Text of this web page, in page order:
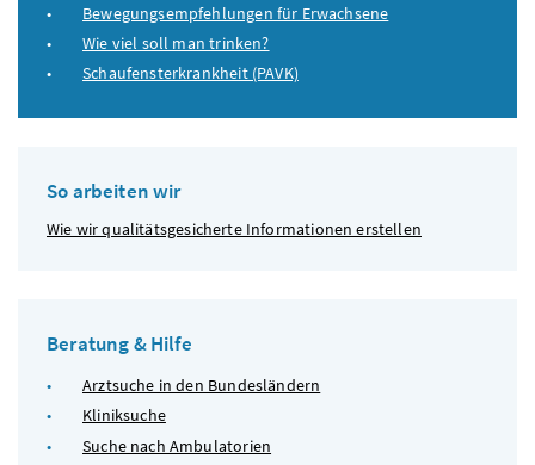
Bewegungsempfehlungen für Erwachsene
Wie viel soll man trinken?
Schaufensterkrankheit (PAVK)
So arbeiten wir
Wie wir qualitätsgesicherte Informationen erstellen
Beratung & Hilfe
Arztsuche in den Bundesländern
Kliniksuche
Suche nach Ambulatorien